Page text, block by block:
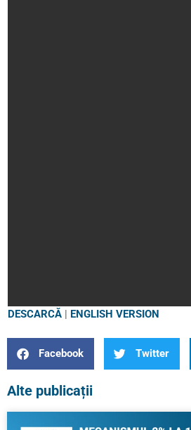
DESCARCĂ ENGLISH VERSION
Facebook Twitter
Alte publicații